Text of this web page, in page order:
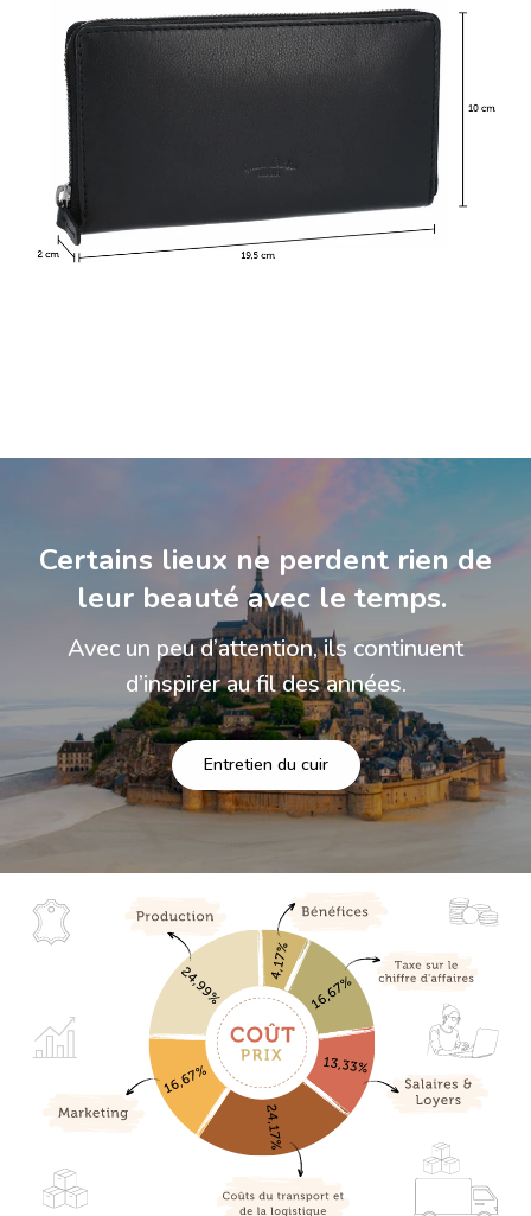
Certains lieux ne perdent rien de
leur beauté avec le temps.
Avec un peu d’attention, ils continuent
d’inspirer au fil des années.
Entretien du cuir